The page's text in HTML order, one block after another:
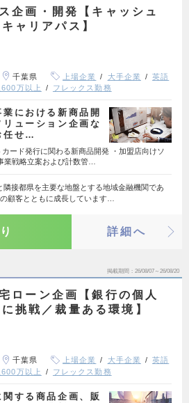
企画・開発【キャッシュ
ャリアパス】
千葉県 上場企業 大手企業
英語
600万以上 フレックス勤務
における新商品開
ューション企画な
任せ…
ード発行に関わる新商品開発 ・加盟店向けソ
業戦略立案および計数管…
隣接都県を主要な地盤とする地域金融機関であ
顧客とともに成長しています…
詳細へ
掲載期間 26/08/07～26/08/20
ローン企画【銀行の個人
挑戦／裁量ある環境】
千葉県 上場企業 大手企業
英語
600万以上 フレックス勤務
する商品企画、販